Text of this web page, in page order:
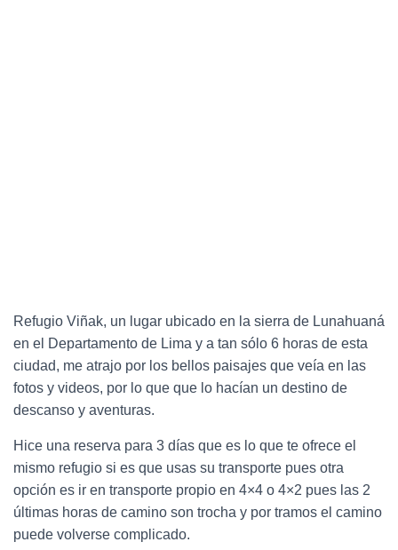
Refugio Viñak, un lugar ubicado en la sierra de Lunahuaná
en el Departamento de Lima y a tan sólo 6 horas de esta
ciudad, me atrajo por los bellos paisajes que veía en las
fotos y videos, por lo que que lo hacían un destino de
descanso y aventuras.
Hice una reserva para 3 días que es lo que te ofrece el
mismo refugio si es que usas su transporte pues otra
opción es ir en transporte propio en 4×4 o 4×2 pues las 2
últimas horas de camino son trocha y por tramos el camino
puede volverse complicado.